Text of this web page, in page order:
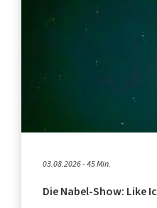
03.08.2026 - 45 Min.
Die Nabel-Show: Like